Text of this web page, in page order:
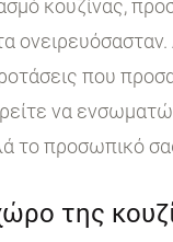
κουζίνας,
που
να
το προσωπικό
της